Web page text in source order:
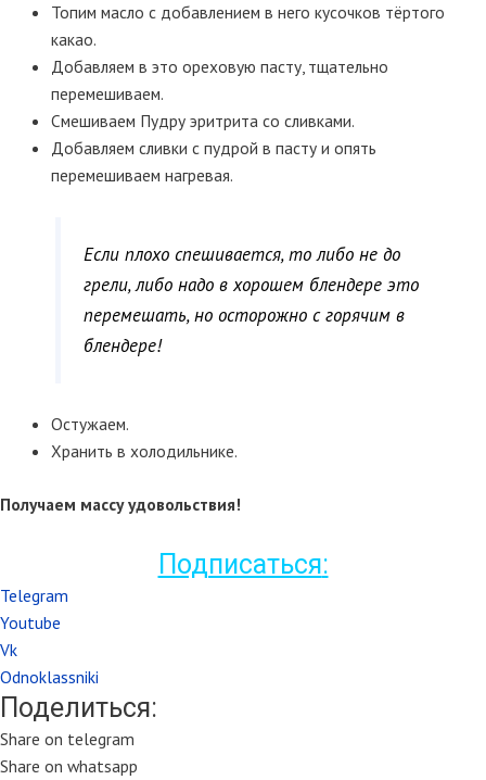
Топим масло с добавлением в него кусочков тёртого
какао.
Добавляем в это ореховую пасту, тщательно
перемешиваем.
Смешиваем Пудру эритрита со сливками.
Добавляем сливки с пудрой в пасту и опять
перемешиваем нагревая.
Если плохо спешивается, то либо не до
грели, либо надо в хорошем блендере это
перемешать, но осторожно с горячим в
блендере!
Остужаем.
Хранить в холодильнике.
Получаем массу удовольствия!
Подписаться:
Telegram
Youtube
Vk
Odnoklassniki
Поделиться:
Share on telegram
Share on whatsapp